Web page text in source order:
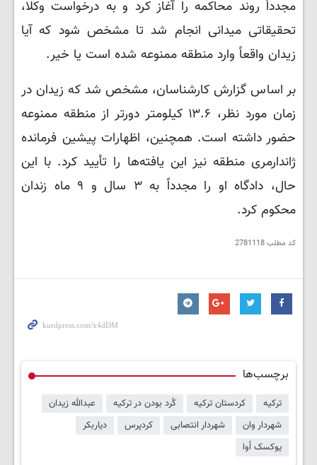
مجدداً روند محاکمه را آغاز کرد و به درخواست وکلا،
تحقیقاتی میدانی انجام شد تا مشخص شود که آیا
زیدان واقعاً وارد منطقه ممنوعه شده است یا خیر.
بر اساس گزارش کارشناسان، مشخص شد که زیدان در
زمان مورد نظر، ۱۳.۶ کیلومتر دورتر از منطقه ممنوعه
حضور داشته است. همچنین، اظهارات پیشین فرمانده
ژاندارمری منطقه نیز این یافته‌ها را تأیید کرد. با این
حال، دادگاه او را مجدداً به ۳ سال و ۹ ماه زندان
محکوم کرد.
کد مطلب2781118
برچسب‌ها
ترکیه کردستان ترکیه کُرد بودن در ترکیه
عبدالله زیدان
شهردار وان
شهردار انتصابی کردپرس
دیاربکر
یوکسک اُوا